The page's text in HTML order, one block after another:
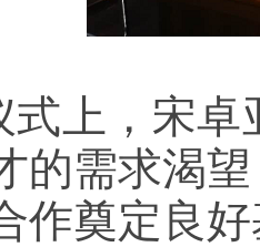
式上，宋
的需求渴
作奠定良